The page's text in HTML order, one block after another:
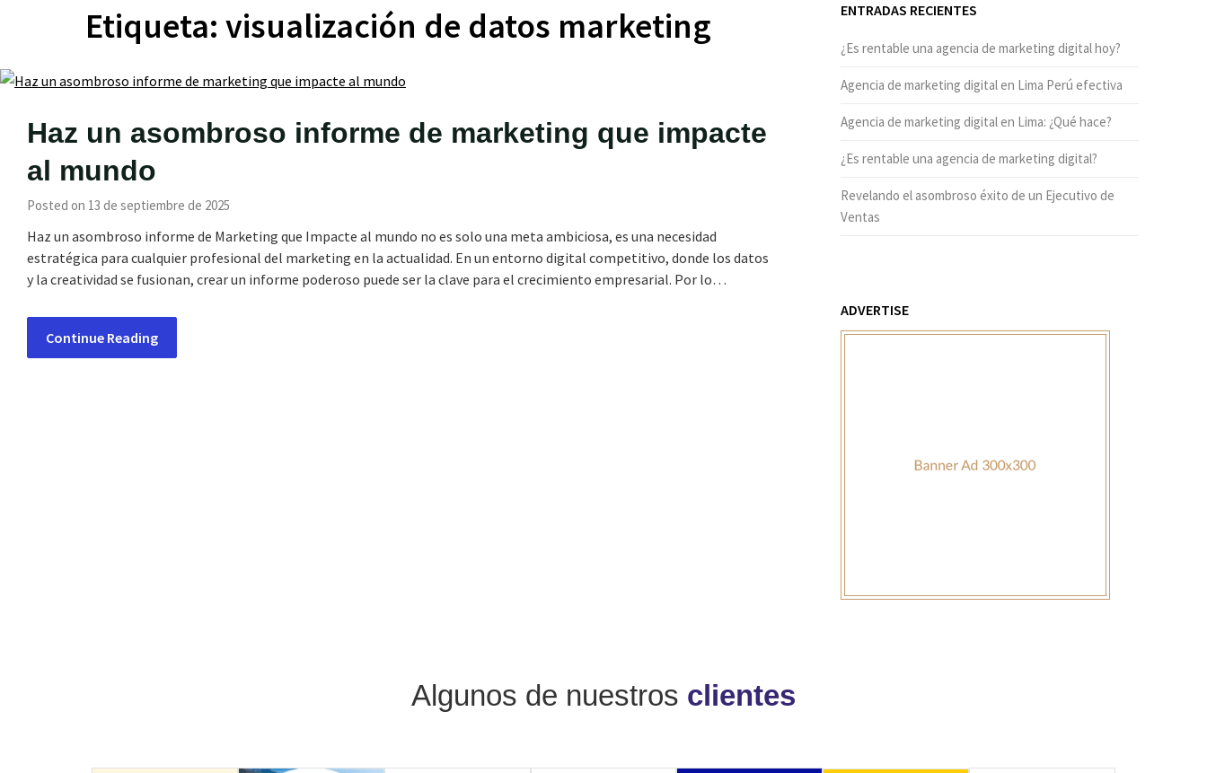
Etiqueta:visualización de datos marketing
Haz un asombroso informe de marketing que impacte
al mundo
Posted on 13 de septiembre de 2025
Haz un asombroso informe de Marketing que Impacte al mundo no es solo una meta ambiciosa, es una necesidad
estratégica para cualquier profesional del marketing en la actualidad. En un entorno digital competitivo, donde los datos
y la creatividad se fusionan, crear un informe poderoso puede ser la clave para el crecimiento empresarial. Por lo…
Continue Reading
ENTRADAS RECIENTES
¿Es rentable una agencia de marketing digital hoy?
Agencia de marketing digital en Lima Perú efectiva
Agencia de marketing digital en Lima: ¿Qué hace?
¿Es rentable una agencia de marketing digital?
Revelando el asombroso éxito de un Ejecutivo de
Ventas
ADVERTISE
Algunos de nuestros clientes